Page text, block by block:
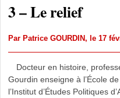
3 – Le relief
Par Patrice GOURDIN, le 17
Docteur en histoire,
Gourdin enseigne à l’École
l’Institut d’Études Politiques